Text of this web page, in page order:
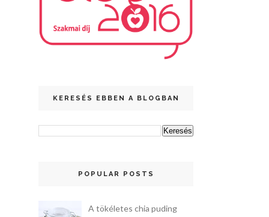
KERESÉS EBBEN A BLOGBAN
POPULAR POSTS
A tökéletes chia puding